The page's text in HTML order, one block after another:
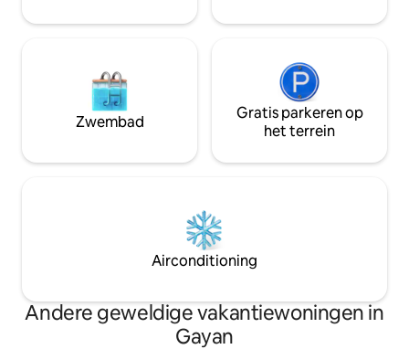
Zwembad
Gratis parkeren op
het terrein
Airconditioning
Andere geweldige vakantiewoningen in
Gayan